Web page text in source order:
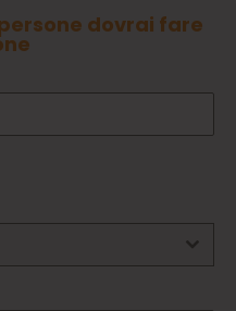
persone dovrai fare